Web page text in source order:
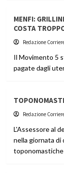
MENFI:
COSTA
Redazione
Il Movimento 5
pagate dagli
Redazione
L'Assessore al
nella giornata di